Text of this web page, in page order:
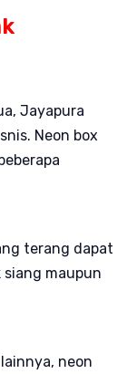
Jayapura
Neon box
terang dapat
siang maupun
neon